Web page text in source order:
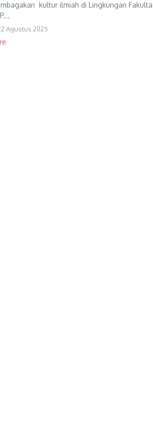
kultur ilmiah di Lingkungan
Agustus 2025